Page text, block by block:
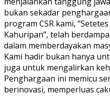
bukan sekadar
program CSR kami,
Kahuripan”, telah
dalam memberdayakan
Kami hadir bukan hanya
juga untuk mengalirkan
Penghargaan ini memicu
berinovasi, memperluas